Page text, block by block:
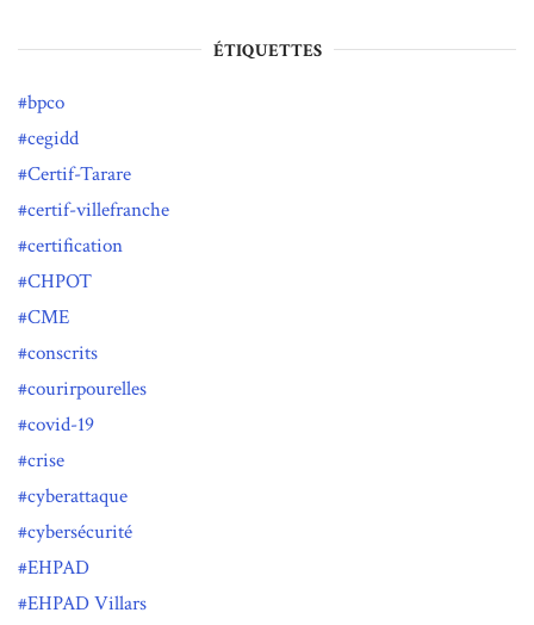
ÉTIQUETTES
bpco
cegidd
Certif-Tarare
certif-villefranche
certification
CHPOT
CME
conscrits
courirpourelles
covid-19
crise
cyberattaque
cybersécurité
EHPAD
EHPAD Villars